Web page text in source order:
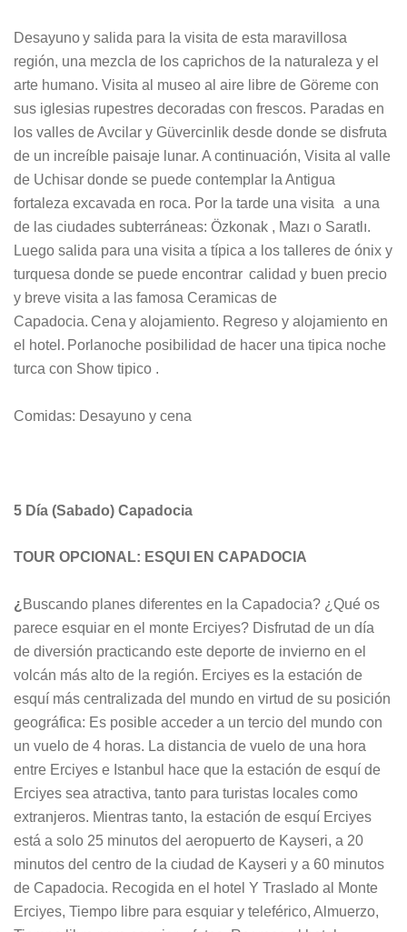
Desayuno y salida para la visita de esta maravillosa
región, una mezcla de los caprichos de la naturaleza y el
arte humano. Visita al museo al aire libre de Göreme con
sus iglesias rupestres decoradas con frescos. Paradas en
los valles de Avcilar y Güvercinlik desde donde se disfruta
de un increíble paisaje lunar. A continuación, Visita al valle
de Uchisar donde se puede contemplar la Antigua
fortaleza excavada en roca. Por la tarde una visita a una
de las ciudades subterráneas: Özkonak , Mazı o Saratlı.
Luego salida para una visita a típica a los talleres de ónix y
turquesa donde se puede encontrar calidad y buen precio
y breve visita a las famosa Ceramicas de
Capadocia. Cena y alojamiento. Regreso y alojamiento en
el hotel. Porlanoche posibilidad de hacer una tipica noche
turca con Show tipico .
Comidas: Desayuno y cena
5 Día (Sabado) Capadocia
TOUR OPCIONAL: ESQUI EN CAPADOCIA
¿ Buscando planes diferentes en la Capadocia? ¿Qué os
parece esquiar en el monte Erciyes? Disfrutad de un día
de diversión practicando este deporte de invierno en el
volcán más alto de la región. Erciyes es la estación de
esquí más centralizada del mundo en virtud de su posición
geográfica: Es posible acceder a un tercio del mundo con
un vuelo de 4 horas. La distancia de vuelo de una hora
entre Erciyes e Istanbul hace que la estación de esquí de
Erciyes sea atractiva, tanto para turistas locales como
extranjeros. Mientras tanto, la estación de esquí Erciyes
está a solo 25 minutos del aeropuerto de Kayseri, a 20
minutos del centro de la ciudad de Kayseri y a 60 minutos
de Capadocia. Recogida en el hotel Y Traslado al Monte
Erciyes, Tiempo libre para esquiar y teleférico, Almuerzo,